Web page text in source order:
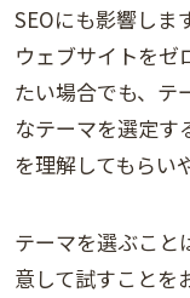
SEOにも影響します
ウェブサイトをゼ
たい場合でも、テ
なテーマを選定す
を理解してもらい
テーマを選ぶこと
意して試すことを